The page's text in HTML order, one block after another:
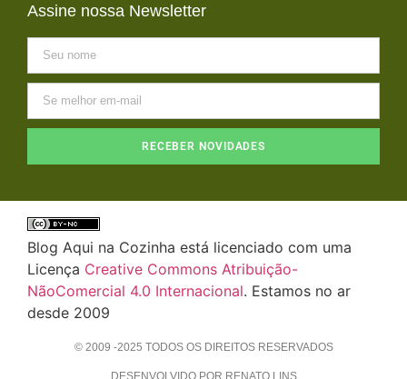
Assine nossa Newsletter
RECEBER NOVIDADES
Blog Aqui na Cozinha está licenciado com uma
Licença Creative Commons Atribuição-
NãoComercial 4.0 Internacional. Estamos no ar
desde 2009
© 2009 -2025 TODOS OS DIREITOS RESERVADOS
DESENVOLVIDO POR RENATO LINS